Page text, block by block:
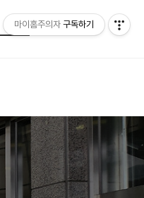
마이홈주의자 구독하기